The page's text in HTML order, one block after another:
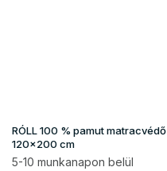
RÓLL 100 % pamut matracvédő
120x200 cm
5-10 munkanapon belül